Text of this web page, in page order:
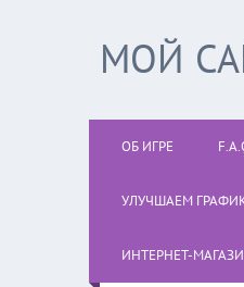
МОЙ
ОБ ИГРЕ
УЛУЧШАЕМ
ИНТЕРНЕТ-